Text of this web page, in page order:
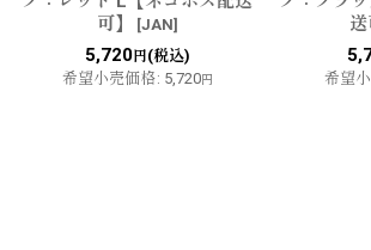
可】
[JAN]
5,720円(税込)
希望小売価格: 5,720円
送
希望